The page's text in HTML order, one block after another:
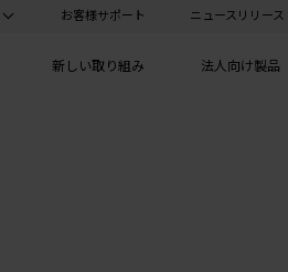
お客様サポート ニュースリリース
新しい取り組み 法人向け製品